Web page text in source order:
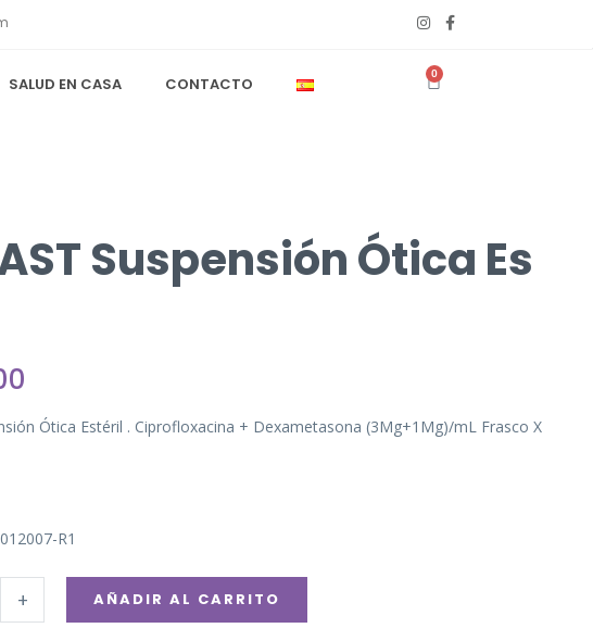
SALUD EN CASA CONTACTO
0
Suspensión Ótica Es
Ótica Estéril . Ciprofloxacina + Dexametasona (3Mg+1Mg)/mL Frasco X
R1
+ AÑADIR AL CARRITO